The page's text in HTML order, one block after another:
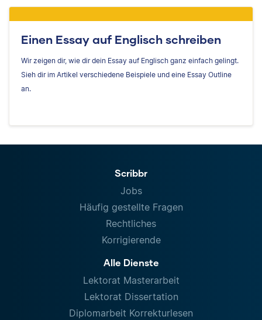
Einen Essay auf Englisch schreiben
Wir zeigen dir, wie dir dein Essay auf Englisch ganz einfach gelingt.
Sieh dir im Artikel verschiedene Beispiele und eine Essay Outline
an.
Scribbr
Jobs
Häufig gestellte Fragen
Rechtliches
Korrigierende
Alle Dienste
Lektorat Masterarbeit
Lektorat Dissertation
Diplomarbeit Korrekturlesen